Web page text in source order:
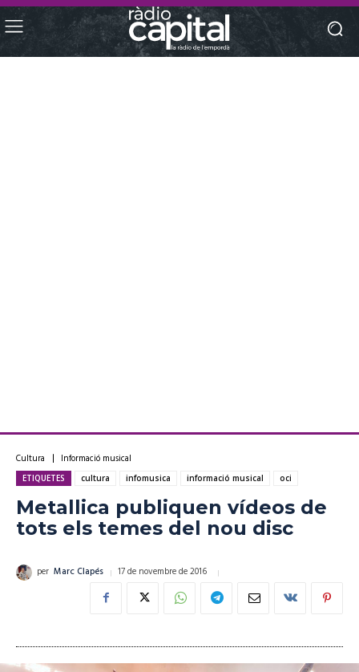
Cultura Informació musical
ETIQUETES cultura infomusica informació musical oci
Metallica publiquen vídeos de
tots els temes del nou disc
per Marc Clapés 17 de novembre de 2016